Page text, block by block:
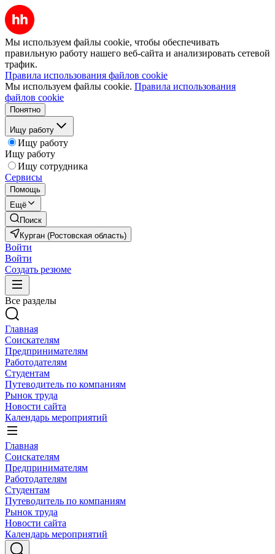
Мы используем файлы cookie, чтобы обеспечивать
правильную работу нашего веб-сайта и анализировать сетевой
трафик.
Правила использования файлов cookie
Мы используем файлы cookie. Правила использования
файлов cookie
Понятно
Ищу работу
Ищу работу
Ищу работу
Ищу сотрудника
Сервисы
Помощь
Ещё
Поиск
Курган (Ростовская область)
Войти
Войти
Создать резюме
Все разделы
Главная
Соискателям
Предпринимателям
Работодателям
Студентам
Путеводитель по компаниям
Рынок труда
Новости сайта
Календарь мероприятий
Главная
Соискателям
Предпринимателям
Работодателям
Студентам
Путеводитель по компаниям
Рынок труда
Новости сайта
Календарь мероприятий